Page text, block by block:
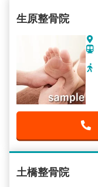
生原整骨院
土橋整骨院